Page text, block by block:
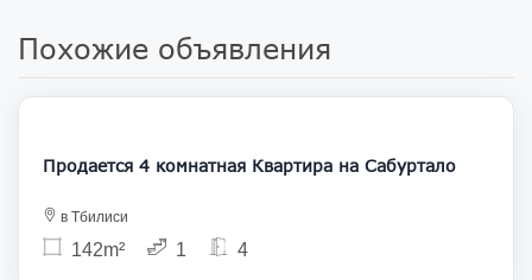
Похожие объявления
300 000
Продается 4 комнатная Квартира на Сабуртало
в Тбилиси
142m² 1 4